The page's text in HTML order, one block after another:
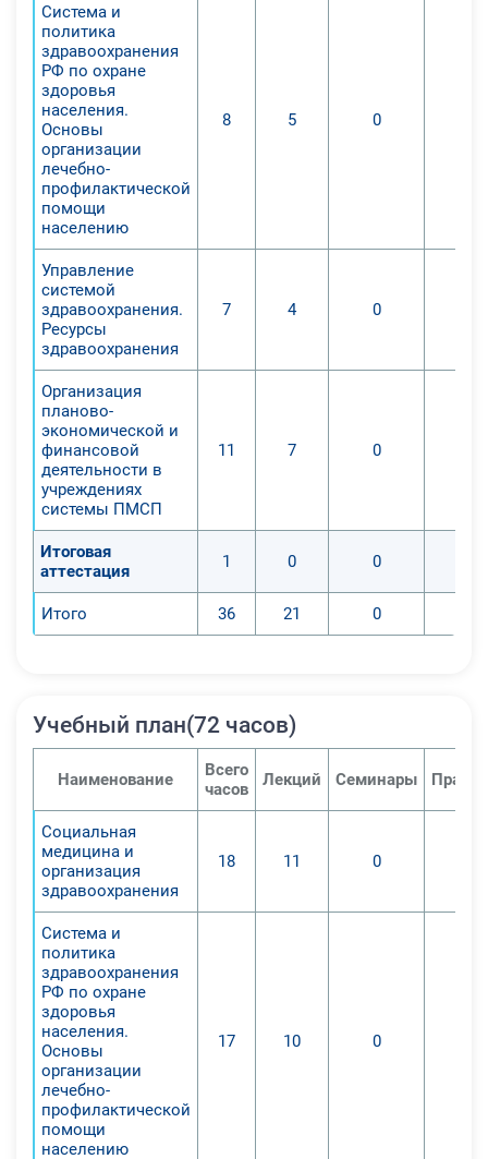
Система и
политика
здравоохранения
РФ по охране
здоровья
населения.
Основы
организации
лечебно-
профилактической
помощи
населению
8 5 0
Управление
системой
здравоохранения.
Ресурсы
здравоохранения
7 4 0
Организация
планово-
экономической и
финансовой
деятельности в
учреждениях
системы ПМСП
11 7 0
Итоговая
аттестация
1 0 0
Итого 36 21 0
Учебный план(72 часов)
Наименование
Всего
часов
Лекций Семинары
Социальная
медицина и
организация
здравоохранения
18 11 0
Система и
политика
здравоохранения
РФ по охране
здоровья
населения.
Основы
организации
лечебно-
профилактической
помощи
населению
17 10 0